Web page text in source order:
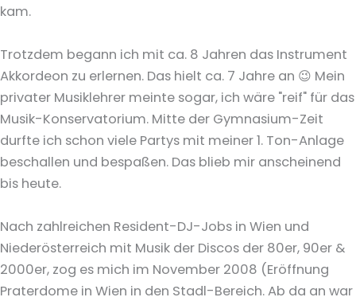
kam.
Trotzdem begann ich mit ca. 8 Jahren das Instrument
Akkordeon zu erlernen. Das hielt ca. 7 Jahre an 😉 Mein
privater Musiklehrer meinte sogar, ich wäre "reif" für das
Musik-Konservatorium. Mitte der Gymnasium-Zeit
durfte ich schon viele Partys mit meiner 1. Ton-Anlage
beschallen und bespaßen. Das blieb mir anscheinend
bis heute.
Nach zahlreichen Resident-DJ-Jobs in Wien und
Niederösterreich mit Musik der Discos der 80er, 90er &
2000er, zog es mich im November 2008 (Eröffnung
Praterdome in Wien in den Stadl-Bereich. Ab da an war